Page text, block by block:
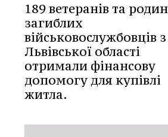
189 ветеранів та родин
загиблих
військовослужбовців з
Львівської області
отримали фінансову
допомогу для купівлі
житла.